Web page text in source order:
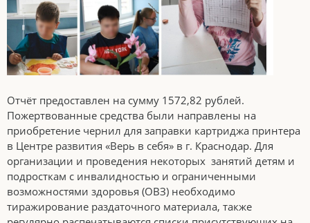
Отчёт предоставлен на сумму 1572,82 рублей.
Пожертвованные средства были направлены на
приобретение чернил для заправки картриджа принтера
в Центре развития «Верь в себя» в г. Краснодар. Для
организации и проведения некоторых занятий детям и
подросткам с инвалидностью и ограниченными
возможностями здоровья (ОВЗ) необходимо
тиражирование раздаточного материала, также